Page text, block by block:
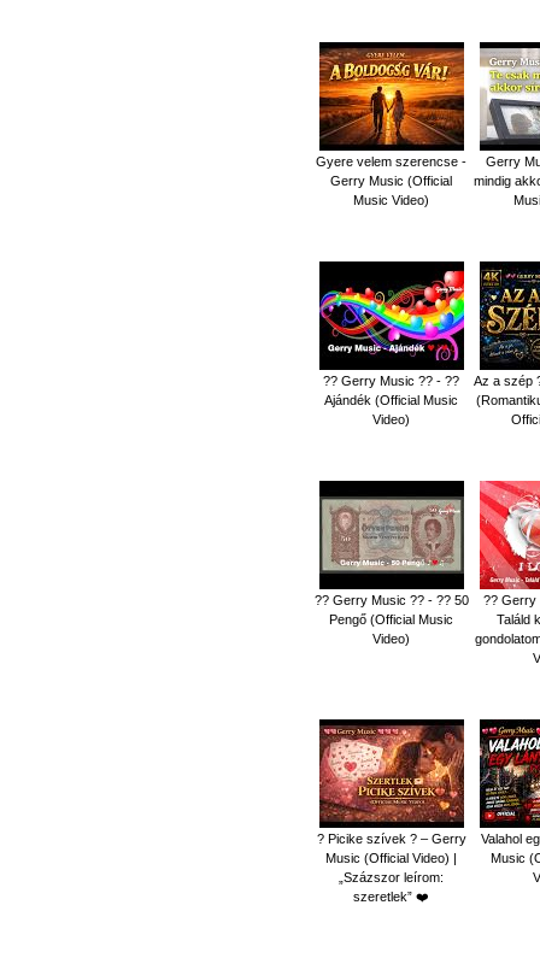
Gyere velem szerencse -
Gerry Music (Official
Music Video)
Gerry
mindig
?? Gerry Music ?? - ??
Ajándék (Official Music
Video)
Az a szép
?? Gerry Music ?? - ?? 50
Pengő (Official Music
Video)
?? Gerry
Találd
? Picike szívek ? – Gerry
Music (Official Video) |
„Százszor leírom:
szeretlek” ❤️
Valahol
Music